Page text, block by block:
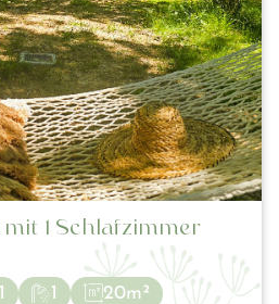
1 Schlafzimmer
1 1 20m²